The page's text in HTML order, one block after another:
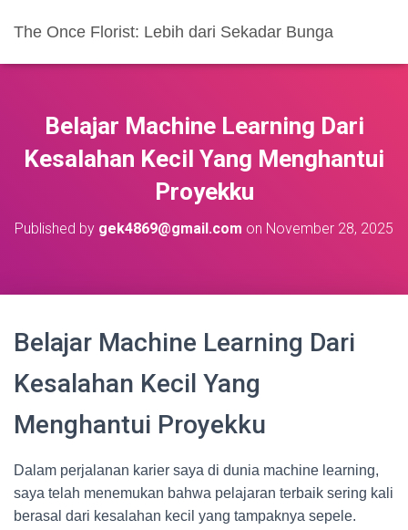
The Once Florist: Lebih dari Sekadar Bunga
Belajar Machine Learning Dari
Kesalahan Kecil Yang Menghantui
Proyekku
Published by gek4869@gmail.com on November 28, 2025
Belajar Machine Learning Dari
Kesalahan Kecil Yang
Menghantui Proyekku
Dalam perjalanan karier saya di dunia machine learning,
saya telah menemukan bahwa pelajaran terbaik sering kali
berasal dari kesalahan kecil yang tampaknya sepele.